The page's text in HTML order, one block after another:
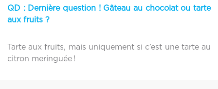
QD : Dernière question ! Gâteau au chocolat ou tarte
aux fruits ?
Tarte aux fruits, mais uniquement si c’est une tarte au
citron meringuée !